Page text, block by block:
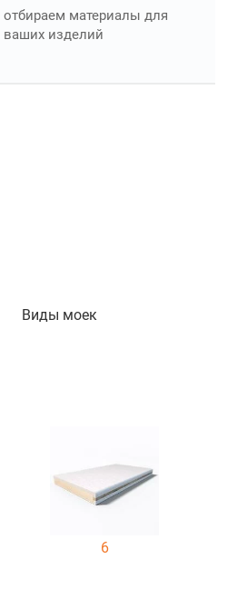
отбираем материалы для
ваших изделий
Виды моек
6